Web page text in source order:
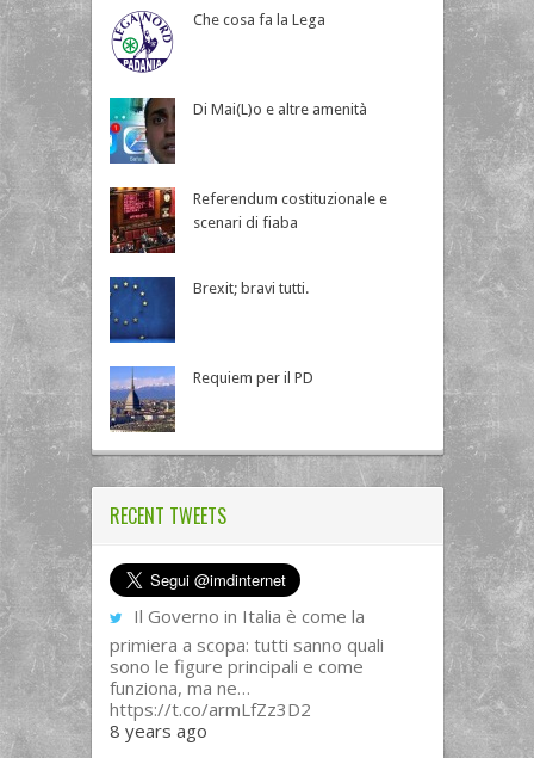
Che cosa fa la Lega
Di Mai(L)o e altre amenità
Referendum costituzionale e
scenari di fiaba
Brexit; bravi tutti.
Requiem per il PD
RECENT TWEETS
Il Governo in Italia è come la
primiera a scopa: tutti sanno quali
sono le figure principali e come
funziona, ma ne…
https://t.co/armLfZz3D2
8 years ago